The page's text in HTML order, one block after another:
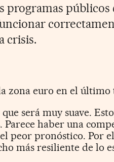
programas públicos
crisis.
zona euro en el
será muy suave.
Parece haber una
peor pronóstico. Por
más resiliente de lo